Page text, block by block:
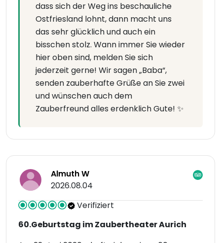
dass sich der Weg ins beschauliche
Ostfriesland lohnt, dann macht uns
das sehr glücklich und auch ein
bisschen stolz. Wann immer Sie wieder
hier oben sind, melden Sie sich
jederzeit gerne! Wir sagen „Baba“,
senden zauberhafte Grüße an Sie zwei
und wünschen auch dem
Zauberfreund alles erdenklich Gute! ✨
Almuth W
2026.08.04
Verifiziert
60.Geburtstag im Zaubertheater Aurich